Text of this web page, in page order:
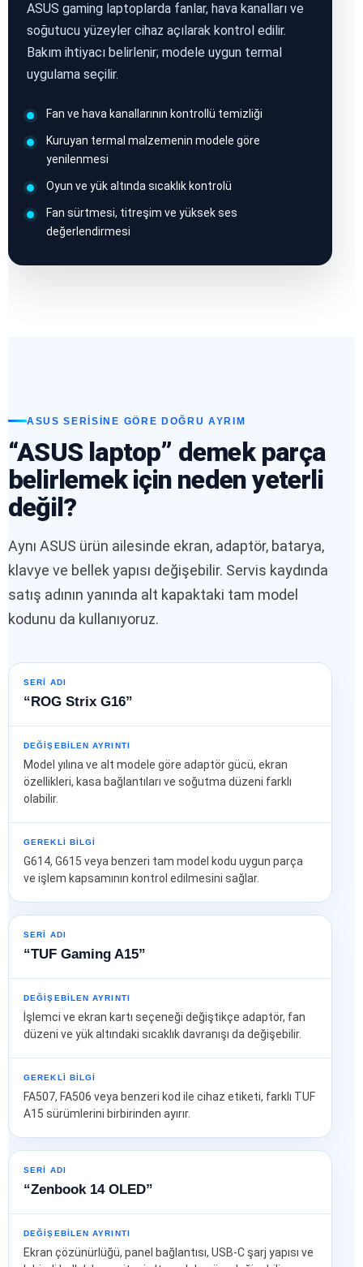
ASUS gaming laptoplarda fanlar, hava kanalları ve
soğutucu yüzeyler cihaz açılarak kontrol edilir.
Bakım ihtiyacı belirlenir; modele uygun termal
uygulama seçilir.
Fan ve hava kanallarının kontrollü temizliği
Kuruyan termal malzemenin modele göre
yenilenmesi
Oyun ve yük altında sıcaklık kontrolü
Fan sürtmesi, titreşim ve yüksek ses
değerlendirmesi
ASUS SERISINE GÖRE DOĞRU AYRIM
“ASUS laptop” demek parça
belirlemek için neden yeterli
değil?
Aynı ASUS ürün ailesinde ekran, adaptör, batarya,
klavye ve bellek yapısı değişebilir. Servis kaydında
satış adının yanında alt kapaktaki tam model
kodunu da kullanıyoruz.
SERI ADI
“ROG Strix G16”
DEĞIŞEBILEN AYRINTI
Model yılına ve alt modele göre adaptör gücü, ekran
özellikleri, kasa bağlantıları ve soğutma düzeni farklı
olabilir.
GEREKLI BILGI
G614, G615 veya benzeri tam model kodu uygun parça
ve işlem kapsamının kontrol edilmesini sağlar.
SERI ADI
“TUF Gaming A15”
DEĞIŞEBILEN AYRINTI
İşlemci ve ekran kartı seçeneği değiştikçe adaptör, fan
düzeni ve yük altındaki sıcaklık davranışı da değişebilir.
GEREKLI BILGI
FA507, FA506 veya benzeri kod ile cihaz etiketi, farklı TUF
A15 sürümlerini birbirinden ayırır.
SERI ADI
“Zenbook 14 OLED”
DEĞIŞEBILEN AYRINTI
Ekran çözünürlüğü, panel bağlantısı, USB‑C şarj yapısı ve